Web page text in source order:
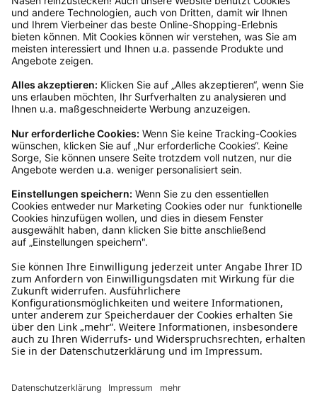
Kundenservice
Mo – Fr 9 – 17 Uhr, Sa 9 – 13 Uhr
Ruf uns an
0800-28 18 78
Schreibe uns
verkauf@schecker.de
WhatsApp Support
+49 1520 8997191
Tritt unserem Newsletter bei